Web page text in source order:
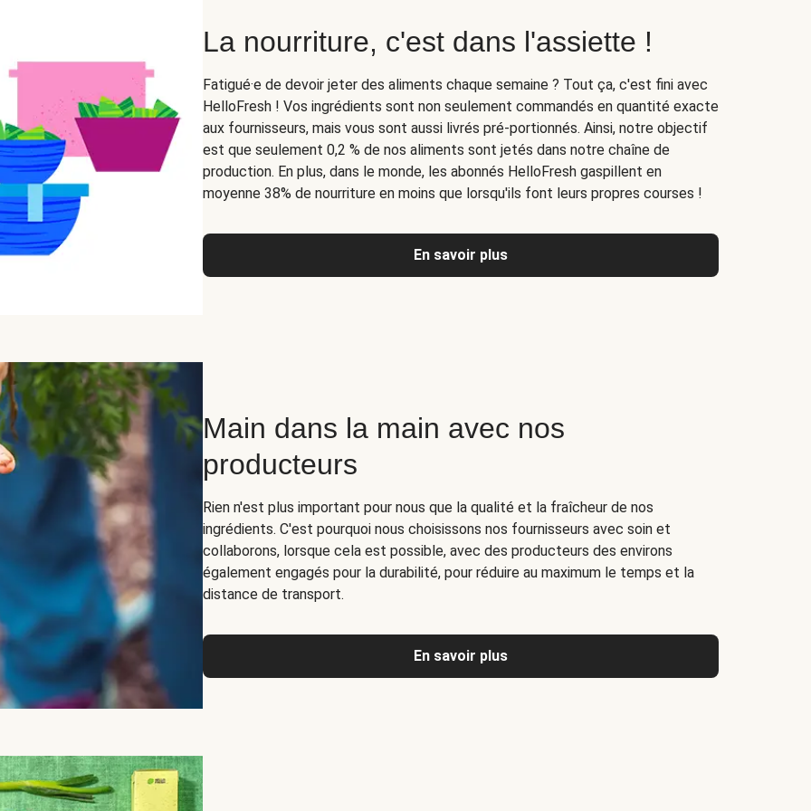
La nourriture, c'est dans l'assiette !
Fatigué·e de devoir jeter des aliments chaque semaine ? Tout ça, c'est fini avec
HelloFresh ! Vos ingrédients sont non seulement commandés en quantité exacte
aux fournisseurs, mais vous sont aussi livrés pré-portionnés. Ainsi, notre objectif
est que seulement 0,2 % de nos aliments sont jetés dans notre chaîne de
production. En plus, dans le monde, les abonnés HelloFresh gaspillent en
moyenne 38% de nourriture en moins que lorsqu'ils font leurs propres courses !
En savoir plus
Main dans la main avec nos
producteurs
Rien n'est plus important pour nous que la qualité et la fraîcheur de nos
ingrédients. C'est pourquoi nous choisissons nos fournisseurs avec soin et
collaborons, lorsque cela est possible, avec des producteurs des environs
également engagés pour la durabilité, pour réduire au maximum le temps et la
distance de transport.
En savoir plus